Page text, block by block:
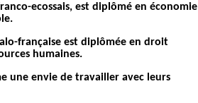
ecossais, est diplômé en économie
française est diplômée en droit
humaines.
une envie de travailler avec leurs